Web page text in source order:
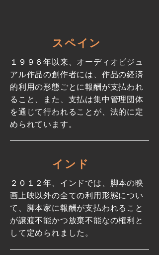
スペイン
１９９６年以来、オーディオビジュ
アル作品の創作者には、作品の経済
的利用の形態ごとに報酬が支払われ
ること、また、支払は集中管理団体
を通じて行われることが、法的に定
められています。
インド
２０１２年、インドでは、脚本の映
画上映以外の全ての利用形態につい
て、脚本家に報酬が支払われること
が譲渡不能かつ放棄不能なの権利と
して定められました。